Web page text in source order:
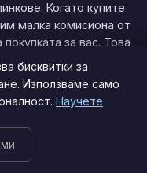
Когато купите
малка комисиона от
за вас. Това
безплатен.
добро потребителско
бисквитки за
Използваме само
Научете